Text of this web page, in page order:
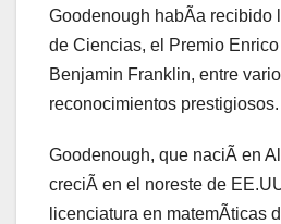
Goodenough habÃa recibido
de Ciencias, el Premio
Benjamin Franklin, entre
reconocimientos prestigiosos.
Goodenough, que naciÃ en
creciÃ en el noreste de
licenciatura en matemÃticas